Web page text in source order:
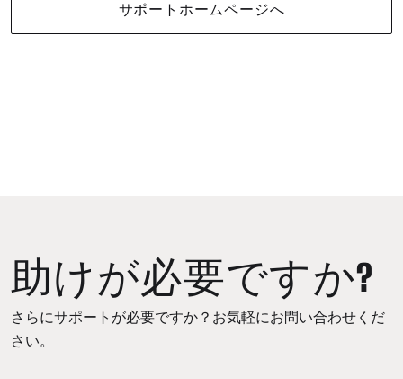
サポートホームページへ
助けが必要ですか?
さらにサポートが必要ですか？お気軽にお問い合わせくだ
さい。